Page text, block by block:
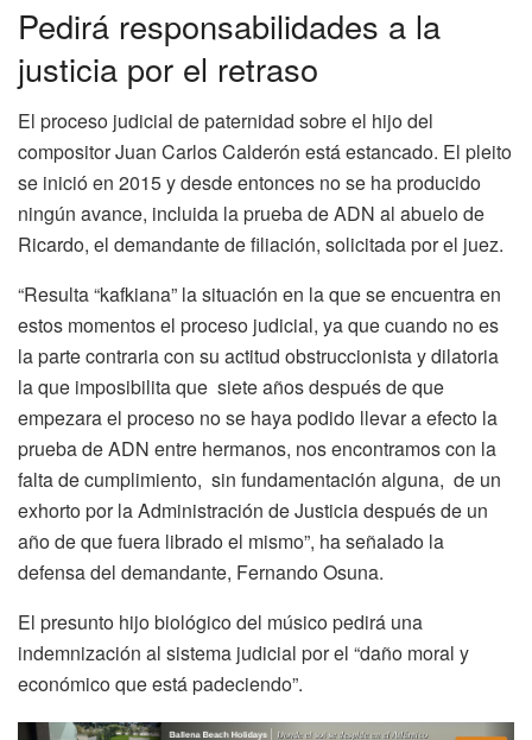
Pedirá responsabilidades a la
justicia por el retraso
El proceso judicial de paternidad sobre el hijo del
compositor Juan Carlos Calderón está estancado. El pleito
se inició en 2015 y desde entonces no se ha producido
ningún avance, incluida la prueba de ADN al abuelo de
Ricardo, el demandante de filiación, solicitada por el juez.
“Resulta “kafkiana” la situación en la que se encuentra en
estos momentos el proceso judicial, ya que cuando no es
la parte contraria con su actitud obstruccionista y dilatoria
la que imposibilita que siete años después de que
empezara el proceso no se haya podido llevar a efecto la
prueba de ADN entre hermanos, nos encontramos con la
falta de cumplimiento, sin fundamentación alguna, de un
exhorto por la Administración de Justicia después de un
año de que fuera librado el mismo”, ha señalado la
defensa del demandante, Fernando Osuna.
El presunto hijo biológico del músico pedirá una
indemnización al sistema judicial por el “daño moral y
económico que está padeciendo”.